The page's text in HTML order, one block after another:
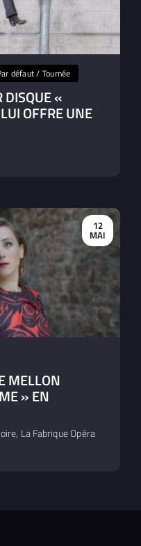
défaut / Tournée
DISQUE «
OFFRE UNE
12
MAI
MELLON
» EN
La Fabrique Opéra